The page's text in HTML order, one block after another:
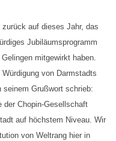
auf dieses Jahr, das
Jubiläumsprogramm
mitgewirkt haben.
von Darmstadts
seinem Grußwort schrieb:
der Chopin-Gesellschaft
auf höchstem Niveau. Wir
von Weltrang hier in